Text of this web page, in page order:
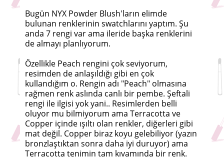
Bugün NYX Powder Blush'ların elimde
bulunan renklerinin swatchlarını yaptım. Şu
anda 7 rengi var ama ileride başka renklerini
de almayı planlıyorum.
Özellikle Peach rengini çok seviyorum,
resimden de anlaşıldığı gibi en çok
kullandığım o. Rengin adı "Peach" olmasına
rağmen renk aslında canlı bir pembe. Şeftali
rengi ile ilgisi yok yani.. Resimlerden belli
oluyor mu bilmiyorum ama Terracotta ve
Copper içinde ışıltı olan renkler, diğerleri gibi
mat değil. Copper biraz koyu gelebiliyor (yazın
bronzlaştıktan sonra daha iyi duruyor) ama
Terracotta tenimin tam kıvamında bir renk.